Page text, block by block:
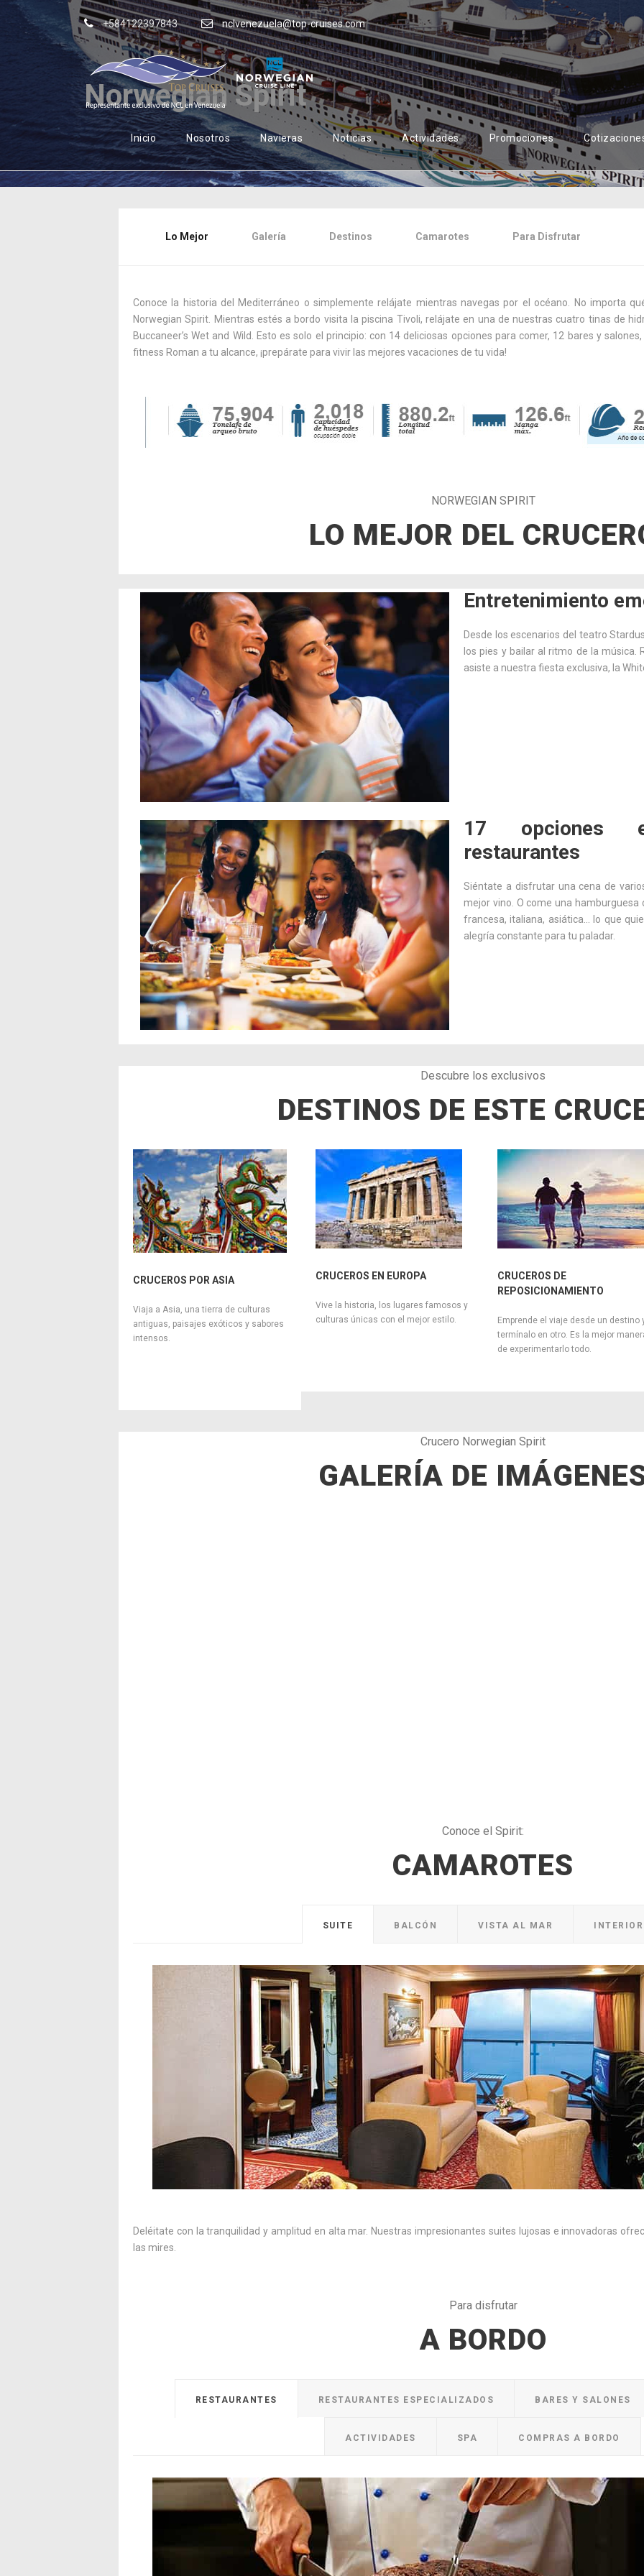
+584122397843 nclvenezuela@top-cruises.com
Inicio Nosotros Navieras Noticias Actividades Promociones
Norwegian Spirit
Lo Mejor Galería Destinos Camarotes Para Disfrutar
Conoce la historia del Mediterráneo o simplemente relájate mientras navegas por el océano. No importa
Norwegian Spirit. Mientras estés a bordo visita la piscina Tivoli, relájate en una de nuestras cuatro tinas de
Buccaneer’s Wet and Wild. Esto es solo el principio: con 14 deliciosas opciones para comer, 12 bares y
fitness Roman a tu alcance, ¡prepárate para vivir las mejores vacaciones de tu vida!
NORWEGIAN SPIRIT
LO MEJOR DEL
Entretenimiento
Desde los escenarios del teatro
los pies y bailar al ritmo de la
asiste a nuestra fiesta exclusiva, la
17 opciones
restaurantes
Siéntate a disfrutar una cena de
mejor vino. O come una hamburguesa
francesa, italiana, asiática… lo que
alegría constante para tu paladar.
Descubre los exclusivos
DESTINOS DE ESTE
CRUCEROS POR ASIA
Viaja a Asia, una tierra de culturas
antiguas, paisajes exóticos y sabores
intensos.
CRUCEROS EN EUROPA
Vive la historia, los lugares famosos y
culturas únicas con el mejor estilo.
CRUCEROS DE
REPOSICIONAMIENTO
Emprende el viaje desde un destino
termínalo en otro. Es la mejor
de experimentarlo todo.
Crucero Norwegian Spirit
GALERÍA DE
Conoce el Spirit:
CAMAROTES
SUITE BALCÓN VISTA AL MAR INTERIOR
Deléitate con la tranquilidad y amplitud en alta mar. Nuestras impresionantes suites lujosas e innovadoras
las mires.
Para disfrutar
A BORDO
RESTAURANTES RESTAURANTES ESPECIALIZADOS BARES Y SALONES
ACTIVIDADES SPA COMPRAS A BORDO